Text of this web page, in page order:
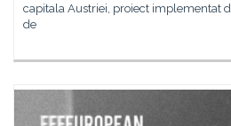
capitala Austriei, proiect implementat
de